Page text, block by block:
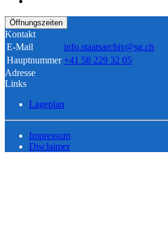
Öffnungszeiten
Kontakt
E-Mail
info.staatsarchiv@sg.ch
Hauptnummer +41 58 229 32 05
Adresse
Links
Lageplan
Impressum
Disclaimer